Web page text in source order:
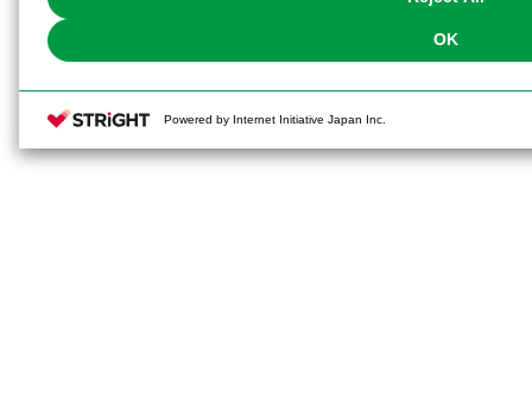
OK
Powered by Internet Initiative Japan Inc.